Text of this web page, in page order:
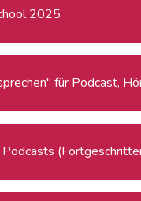
2025
für Podcast,